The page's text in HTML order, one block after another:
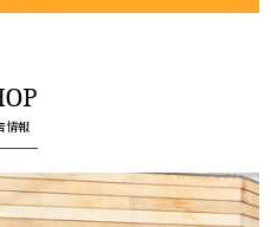
情報